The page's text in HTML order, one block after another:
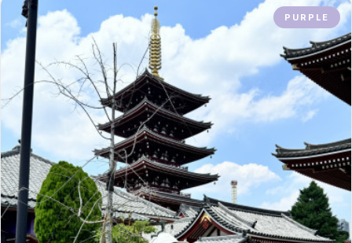
PURPLE